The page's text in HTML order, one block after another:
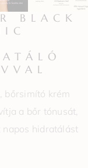
BLACK
bőrsimító krém
a bőr tónusát,
hidratálást